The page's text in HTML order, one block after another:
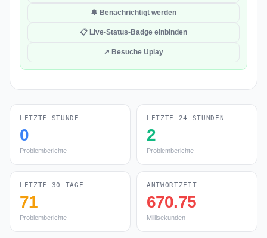
🔔 Benachrichtigt werden
📋 Live-Status-Badge einbinden
↗ Besuche Uplay
LETZTE STUNDE
0
Problemberichte
LETZTE 24 STUNDEN
2
Problemberichte
LETZTE 30 TAGE
71
Problemberichte
ANTWORTZEIT
670.75
Millisekunden